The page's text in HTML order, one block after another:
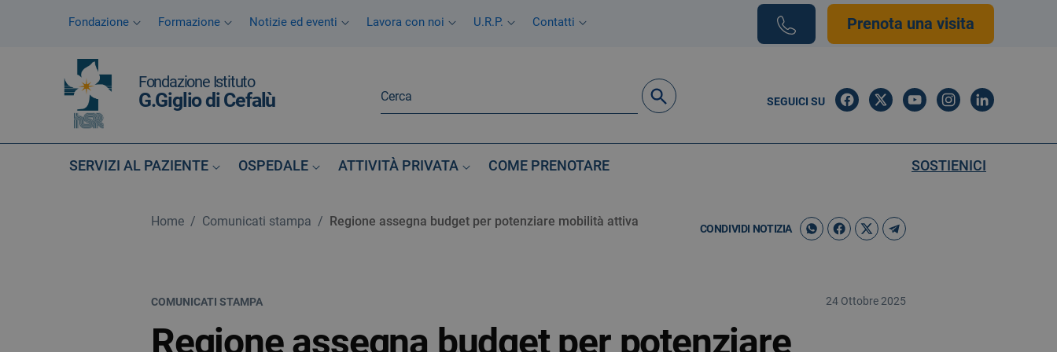
Vai al menu di navigazione
Fondazione Formazione Notizie ed eventi Lavora con noi U.R.P. Contatti Prenota una visita
Fondazione Istituto
G.Giglio di Cefalù SEGUICI SU
SERVIZI AL PAZIENTE OSPEDALE ATTIVITÀ PRIVATA COME PRENOTARE SOSTIENICI
Home / Comunicati stampa / Regione assegna budget per potenziare mobilità attiva CONDIVIDI NOTIZIA
COMUNICATI STAMPA 24 Ottobre 2025
Regione assegna budget per potenziare